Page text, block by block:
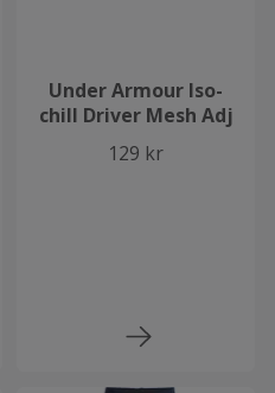
Under Armour Iso-
chill Driver Mesh Adj
129 kr